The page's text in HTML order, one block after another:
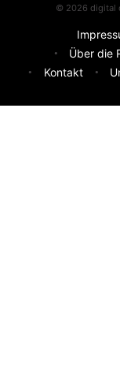
© 2026 digital
Über die
Kontakt